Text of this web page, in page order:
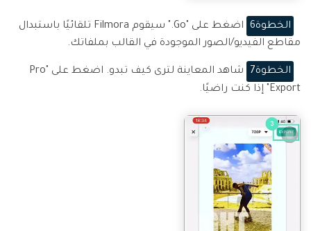
الخطوة6
اضغط على "Go." سيقوم Filmora تلقائيًا باستبدال
مقاطع الفيديو/الصور الموجودة في القالب بملفاتك.
الخطوة7
شاهد المعاينة لترى كيف تبدو. اضغط على "Pro
Export" إذا كنت راضيًا.